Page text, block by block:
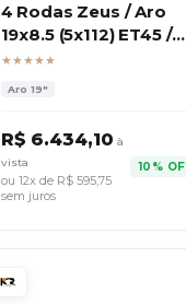
4 Rodas Zeus / Aro
19x8.5 (5x112) ET45 /
Modelo Mercedes C43
★★★★★
Aro 19"
R$ 6.434,10 à
vista
ou 12x de R$ 595,75
sem juros
10%